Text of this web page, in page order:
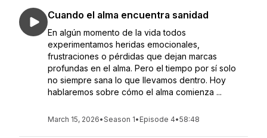
Cuando el alma encuentra sanidad
En algún momento de la vida todos
experimentamos heridas emocionales,
frustraciones o pérdidas que dejan marcas
profundas en el alma. Pero el tiempo por sí solo
no siempre sana lo que llevamos dentro. Hoy
hablaremos sobre cómo el alma comienza ...
March 15, 2026•Season 1• Episode 4•58:48